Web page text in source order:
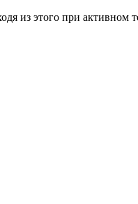
из этого при активном